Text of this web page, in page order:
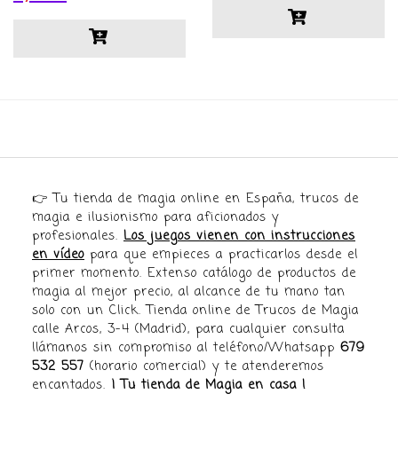
👉 Tu tienda de magia online en España, trucos de
magia e ilusionismo para aficionados y
profesionales. Los juegos vienen con instrucciones
en vídeo para que empieces a practicarlos desde el
primer momento. Extenso catálogo de productos de
magia al mejor precio, al alcance de tu mano tan
solo con un Click. Tienda online de Trucos de Magia
calle Arcos, 3-4 (Madrid), para cualquier consulta
llámanos sin compromiso al teléfono/Whatsapp 679
532 557 (horario comercial) y te atenderemos
encantados. ¡ Tu tienda de Magia en casa !